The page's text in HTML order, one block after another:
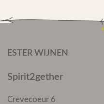
ESTER WIJNEN
Spirit2gether
Crevecoeur 6